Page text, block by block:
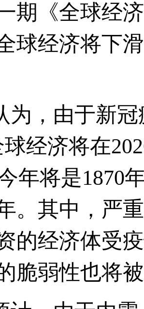
期《全球经
球经济将下
为，由于新
球经济将在
年将是1870
。其中，严
的经济体受
脆弱性也将